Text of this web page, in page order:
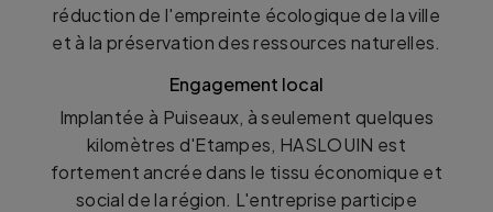
réduction de l'empreinte écologique de la ville
et à la préservation des ressources naturelles.
Engagement local
Implantée à Puiseaux, à seulement quelques
kilomètres d'Etampes, HASLOUIN est
fortement ancrée dans le tissu économique et
social de la région. L'entreprise participe